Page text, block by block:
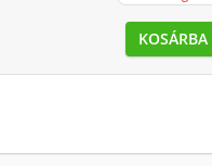
KOSÁRBA